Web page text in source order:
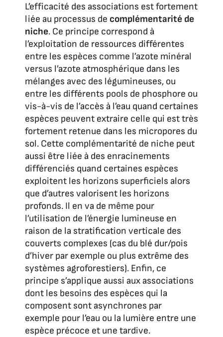
L’efficacité des associations est fortement
liée au processus de complémentarité de
niche. Ce principe correspond à
l’exploitation de ressources différentes
entre les espèces comme l’azote minéral
versus l’azote atmosphérique dans les
mélanges avec des légumineuses, ou
entre les différents pools de phosphore ou
vis-à-vis de l’accès à l’eau quand certaines
espèces peuvent extraire celle qui est très
fortement retenue dans les micropores du
sol. Cette complémentarité de niche peut
aussi être liée à des enracinements
différenciés quand certaines espèces
exploitent les horizons superficiels alors
que d’autres valorisent les horizons
profonds. Il en va de même pour
l’utilisation de l’énergie lumineuse en
raison de la stratification verticale des
couverts complexes (cas du blé dur/pois
d’hiver par exemple ou plus extrême des
systèmes agroforestiers). Enfin, ce
principe s’applique aussi aux associations
dont les besoins des espèces qui la
composent sont asynchrones par
exemple pour l’eau ou la lumière entre une
espèce précoce et une tardive.